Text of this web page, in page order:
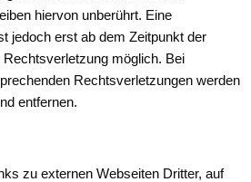
hiervon unberührt. Eine
jedoch erst ab dem Zeitpunkt der
möglich. Bei
Rechtsverletzungen werden
entfernen.
zu externen Webseiten Dritter, auf